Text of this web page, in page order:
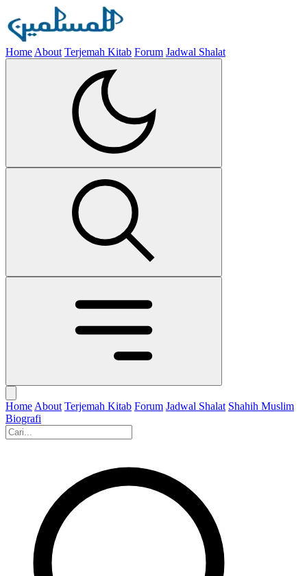
Home About Terjemah Kitab Forum Jadwal Shalat
Home About Terjemah Kitab Forum Jadwal Shalat Shahih Muslim
Biografi